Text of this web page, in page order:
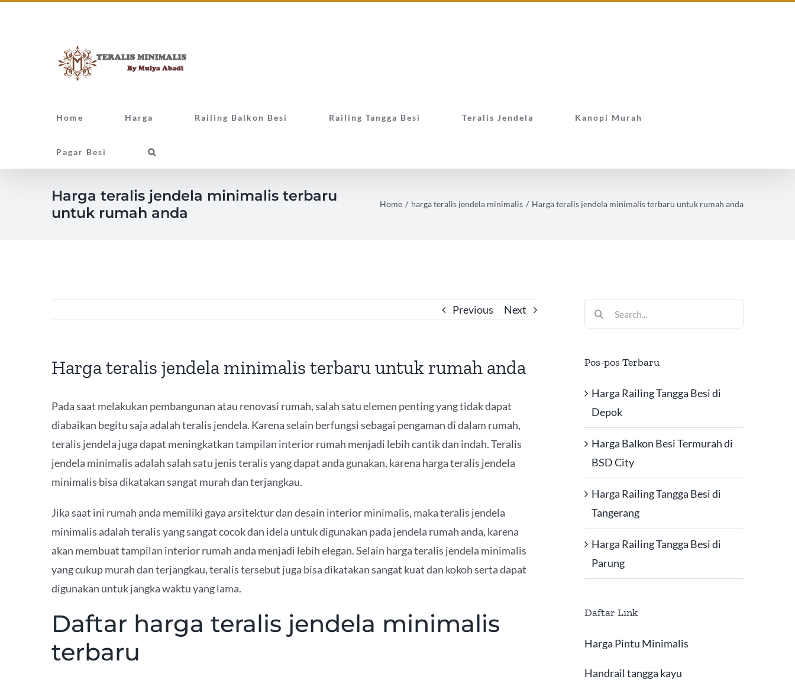
Home Harga Railing Balkon Besi Railing Tangga Besi Teralis Jendela Kanopi Murah
Pagar Besi
Harga teralis jendela minimalis terbaru
untuk rumah anda
Home / harga teralis jendela minimalis / Harga teralis jendela minimalis terbaru untuk rumah anda
Previous Next
Harga teralis jendela minimalis terbaru untuk rumah anda
Pada saat melakukan pembangunan atau renovasi rumah, salah satu elemen penting yang tidak dapat
diabaikan begitu saja adalah teralis jendela. Karena selain berfungsi sebagai pengaman di dalam rumah,
teralis jendela juga dapat meningkatkan tampilan interior rumah menjadi lebih cantik dan indah. Teralis
jendela minimalis adalah salah satu jenis teralis yang dapat anda gunakan, karena harga teralis jendela
minimalis bisa dikatakan sangat murah dan terjangkau.
Jika saat ini rumah anda memiliki gaya arsitektur dan desain interior minimalis, maka teralis jendela
minimalis adalah teralis yang sangat cocok dan idela untuk digunakan pada jendela rumah anda, karena
akan membuat tampilan interior rumah anda menjadi lebih elegan. Selain harga teralis jendela minimalis
yang cukup murah dan terjangkau, teralis tersebut juga bisa dikatakan sangat kuat dan kokoh serta dapat
digunakan untuk jangka waktu yang lama.
Daftar harga teralis jendela minimalis
terbaru
Search
for:
Pos-pos Terbaru
Harga Railing Tangga Besi di
Depok
Harga Balkon Besi Termurah di
BSD City
Harga Railing Tangga Besi di
Tangerang
Harga Railing Tangga Besi di
Parung
Daftar Link
Harga Pintu Minimalis
Handrail tangga kayu